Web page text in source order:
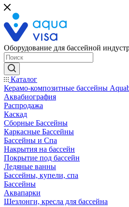
Оборудование для бассейной
Каталог
Керамо-композитные бассейны
Аквабиография
Распродажа
Каскад
Сборные Бассейны
Каркасные Бассейны
Бассейны и Спа
Накрытия на бассейн
Покрытие под бассейн
Ледяные ванны
Бассейны, купели, спа
Бассейны
Аквапарки
Шезлонги, кресла для бассейна